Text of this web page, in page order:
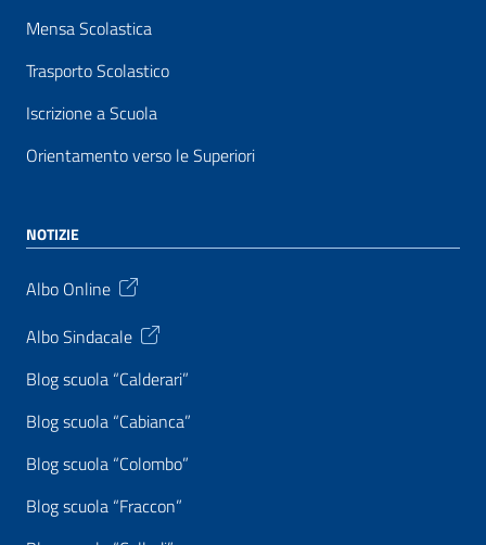
Mensa Scolastica
Trasporto Scolastico
Iscrizione a Scuola
Orientamento verso le Superiori
NOTIZIE
Albo Online
Albo Sindacale
Blog scuola “Calderari”
Blog scuola “Cabianca”
Blog scuola “Colombo”
Blog scuola “Fraccon”